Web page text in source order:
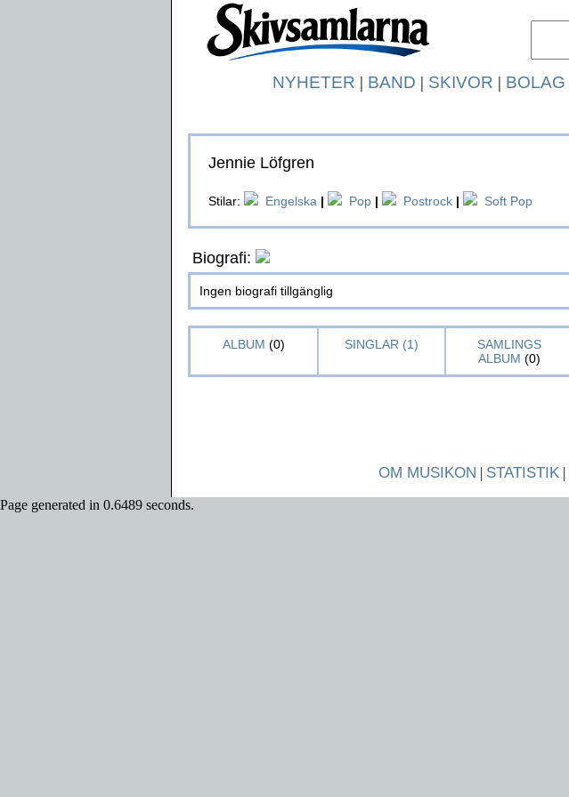
NYHETER | BAND | SKIVOR | BOLAG
Jennie Löfgren
Stilar: Engelska | Pop | Postrock | Soft Pop
Biografi:
Ingen biografi tillgänglig
ALBUM (0) SINGLAR (1)
SAMLINGS
ALBUM (0)
OM MUSIKON | STATISTIK|
Page generated in 0.6489 seconds.